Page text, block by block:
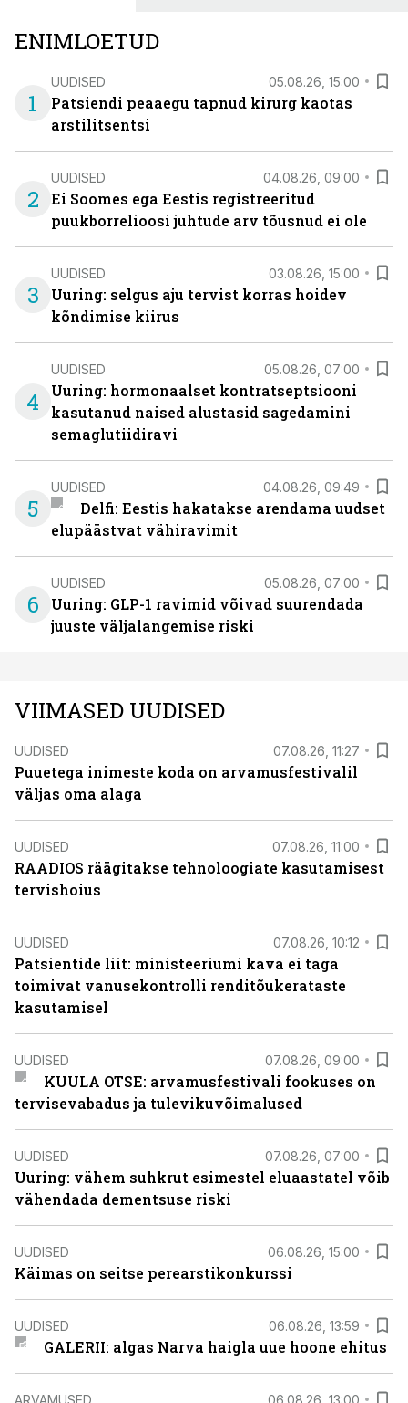
ENIMLOETUD
1
UUDISED 05.08.26, 15:00
Patsiendi peaaegu tapnud kirurg kaotas
arstilitsentsi
2
UUDISED 04.08.26, 09:00
Ei Soomes ega Eestis registreeritud
puukborrelioosi juhtude arv tõusnud ei ole
3
UUDISED 03.08.26, 15:00
Uuring: selgus aju tervist korras hoidev
kõndimise kiirus
4
UUDISED 05.08.26, 07:00
Uuring: hormonaalset kontratseptsiooni
kasutanud naised alustasid sagedamini
semaglutiidiravi
5
UUDISED 04.08.26, 09:49
Delfi: Eestis hakatakse arendama uudset
elupäästvat vähiravimit
6
UUDISED 05.08.26, 07:00
Uuring: GLP-1 ravimid võivad suurendada
juuste väljalangemise riski
VIIMASED UUDISED
UUDISED 07.08.26, 11:27
Puuetega inimeste koda on arvamusfestivalil
väljas oma alaga
UUDISED 07.08.26, 11:00
RAADIOS räägitakse tehnoloogiate kasutamisest
tervishoius
UUDISED 07.08.26, 10:12
Patsientide liit: ministeeriumi kava ei taga
toimivat vanusekontrolli renditõukerataste
kasutamisel
UUDISED 07.08.26, 09:00
KUULA OTSE: arvamusfestivali fookuses on
tervisevabadus ja tulevikuvõimalused
UUDISED 07.08.26, 07:00
Uuring: vähem suhkrut esimestel eluaastatel võib
vähendada dementsuse riski
UUDISED 06.08.26, 15:00
Käimas on seitse perearstikonkurssi
UUDISED 06.08.26, 13:59
GALERII: algas Narva haigla uue hoone ehitus
ARVAMUSED 06.08.26, 13:00